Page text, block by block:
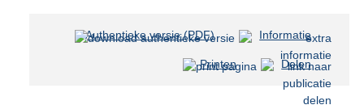
Authentieke versie (PDF)b
s
Informatie
Printen Delen